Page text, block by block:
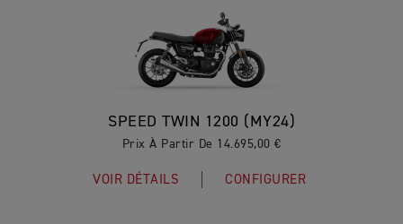
SPEED TWIN 1200 (MY24)
Prix À Partir De 14.695,00 €
VOIR DÉTAILS CONFIGURER